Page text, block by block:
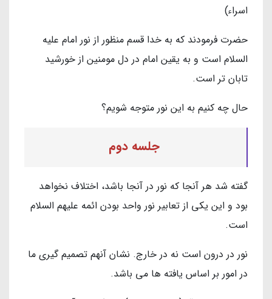
اسراء)
حضرت فرمودند كه به خدا قسم منظور از نور امام عليه
السلام است و به يقين امام در دل مومنين از خورشيد
تابان تر است.
حال چه كنيم به اين نور متوجه شويم؟
جلسه دوم
گفته شد هر آنجا كه نور در آنجا باشد، اختلاف نخواهد
بود و اين يكي از تعابير نور واحد بودن ائمه عليهم السلام
است.
نور در درون است نه در خارج. نشان آنهم تصميم گيرى ما
در امور بر اساس يافته ها مى باشد.